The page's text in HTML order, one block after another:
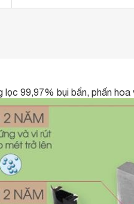
99,97% bụi bẩn, phấn hoa